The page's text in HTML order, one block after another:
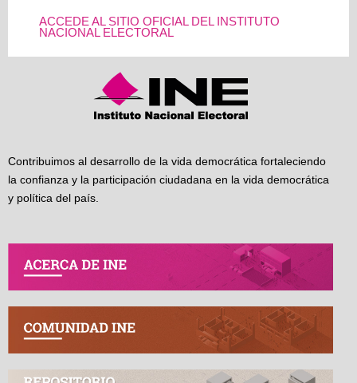
ACCEDE AL SITIO OFICIAL DEL INSTITUTO
NACIONAL ELECTORAL
Contribuimos al desarrollo de la vida democrática fortaleciendo
la confianza y la participación ciudadana en la vida democrática
y política del país.